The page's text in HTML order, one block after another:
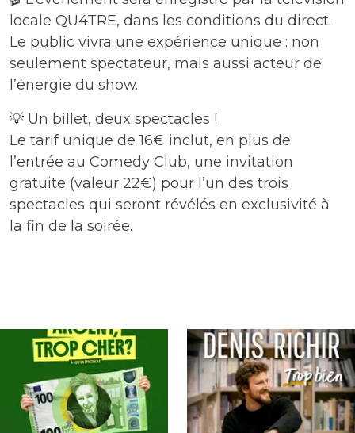
locale QU4TRE, dans les conditions du direct.
Le public vivra une expérience unique : non
seulement spectateur, mais aussi acteur de
l’énergie du show.
💡 Un billet, deux spectacles !
Le tarif unique de 16€ inclut, en plus de
l’entrée au Comedy Club, une invitation
gratuite (valeur 22€) pour l’un des trois
spectacles qui seront révélés en exclusivité à
la fin de la soirée.